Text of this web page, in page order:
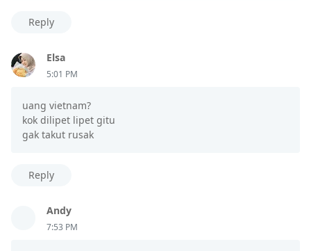
Reply
Elsa
5:01 PM
uang vietnam?
kok dilipet lipet gitu
gak takut rusak
Reply
Andy
7:53 PM